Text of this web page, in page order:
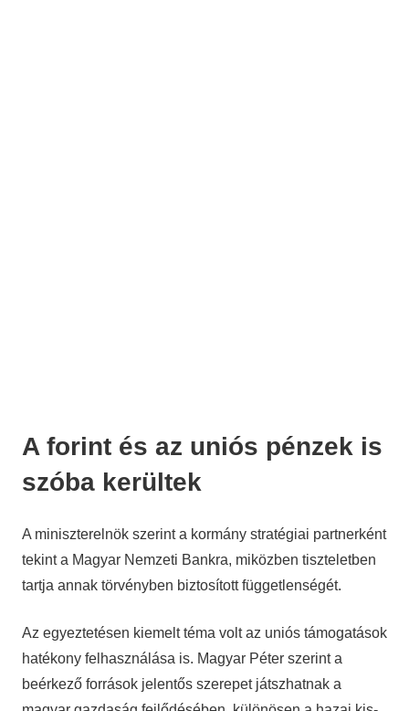
A forint és az uniós pénzek is
szóba kerültek
A miniszterelnök szerint a kormány stratégiai partnerként
tekint a Magyar Nemzeti Bankra, miközben tiszteletben
tartja annak törvényben biztosított függetlenségét.
Az egyeztetésen kiemelt téma volt az uniós támogatások
hatékony felhasználása is. Magyar Péter szerint a
beérkező források jelentős szerepet játszhatnak a